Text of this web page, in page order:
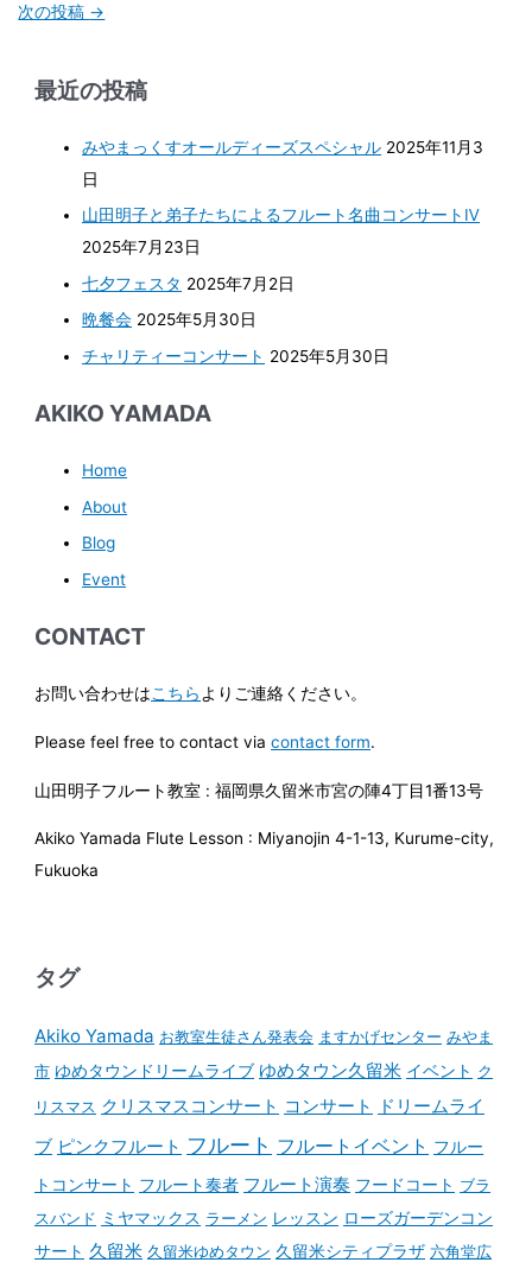
次の投稿 →
最近の投稿
みやまっくすオールディーズスペシャル 2025年11月3
日
山田明子と弟子たちによるフルート名曲コンサートⅣ
2025年7月23日
七夕フェスタ 2025年7月2日
晩餐会 2025年5月30日
チャリティーコンサート 2025年5月30日
AKIKO YAMADA
Home
About
Blog
Event
CONTACT
お問い合わせはこちらよりご連絡ください。
Please feel free to contact viacontact form.
山田明子フルート教室 : 福岡県久留米市宮の陣4丁目1番13号
Akiko Yamada Flute Lesson : Miyanojin 4-1-13, Kurume-city,
Fukuoka
タグ
Akiko Yamada お教室生徒さん発表会 ますかげセンター みやま
市 ゆめタウンドリームライブ ゆめタウン久留米 イベント ク
リスマス クリスマスコンサート コンサート
ドリームライ
ブ ピンクフルート フルート フルートイベント フルー
トコンサート フルート奏者 フルート演奏 フードコート ブラ
スバンド ミヤマックス ラーメン レッスン ローズガーデンコン
サート 久留米 久留米ゆめタウン 久留米シティプラザ 六角堂広